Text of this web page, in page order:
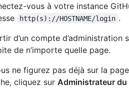
vous à votre instance
http(s)://HOSTNAME/login .
d’un compte
de n’importe quelle page.
ne figurez pas déjà sur la
cliquez sur Administrateur du